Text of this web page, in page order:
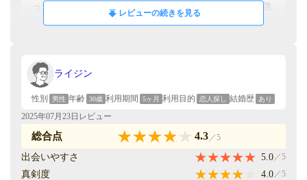
費用/コスパ ／5
ルまで緩和されます。他の高額なアプリと比較しても、
コストパフォーマンスは良好だと思います。
ったりもしていて、真剣に出会いを求めている姿勢が強
く伝わってきました。
安全性
他のアプリではマッチング後すぐにSNSを聞いてくる人
が多かったのですが、タップルではそういった方が少な
く、メッセージも運営による監視が行き届いているた
め、不適切な内容にはすぐに対応がされていました。
恋人の作りやすさ
レビューの続きを見る
ライジン
性別 男性 年齢 30歳 利用期間 5ヶ月 利用目的 恋人探し 結婚歴 あり
2025年07月23日レビュー
総合点 4.3／5
出会いやすさ 5.0 ／5
真剣度 4.0 ／5